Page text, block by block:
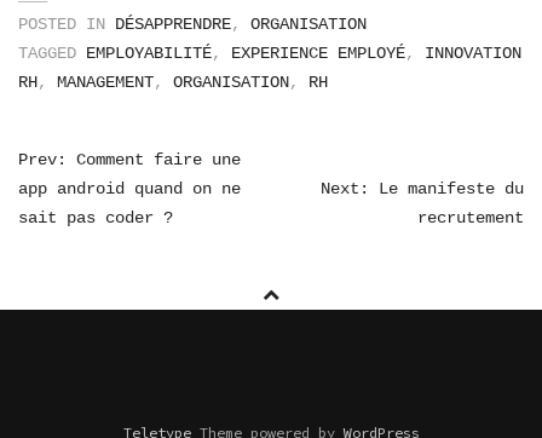
POSTED IN DÉSAPPRENDRE, ORGANISATION
TAGGED EMPLOYABILITÉ, EXPERIENCE EMPLOYÉ, INNOVATION
RH, MANAGEMENT, ORGANISATION, RH
NAVIGATION
DE
Prev: Comment faire une
app android quand on ne
sait pas coder ?
Next: Le manifeste du
recrutement
TeletypeTheme powered byWordPress